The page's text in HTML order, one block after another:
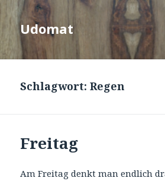
Udomat
Schlagwort:Regen
Freitag
Am Freitag denkt man endlich